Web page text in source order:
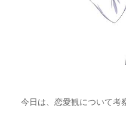
今日は、恋愛観について考